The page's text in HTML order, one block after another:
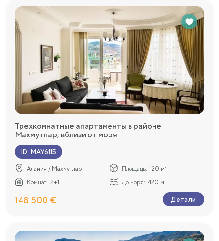
Трехкомнатные апартаменты в районе
Махмутлар, вблизи от моря
ID: MAY6115
Алания / Махмутлар Площадь: 120 м²
Комнат: 2+1 До моря: 420 м
148 500 € Детали